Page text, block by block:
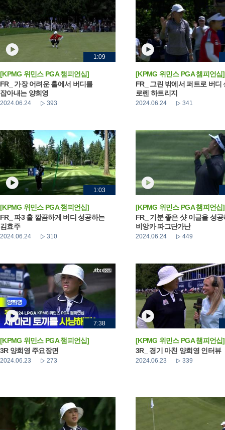
1:09
[KPMG 위민스 PGA 챔피언십]
FR_ 가장 어려운 홀에서 버디를
잡아내는 양희영
2024.06.24 393
[KPMG 위민스 PGA 챔피언십]
FR_ 그린 밖에서 퍼트로 버디
로렌 하트리지
2024.06.24 341
1:03
[KPMG 위민스 PGA 챔피언십]
FR_ 파3 홀 깔끔하게 버디 성공하는
김효주
2024.06.24 310
[KPMG 위민스 PGA 챔피언십]
FR_ 기분 좋은 샷 이글을 성공
비앙카 파그단가난
2024.06.24 449
7:38
[KPMG 위민스 PGA 챔피언십]
3R 양희영 주요장면
2024.06.23 273
[KPMG 위민스 PGA 챔피언십]
3R_ 경기 마친 양희영 인터뷰
2024.06.23 339